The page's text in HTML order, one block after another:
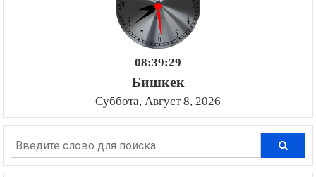
08:39:32
Бишкек
Суббота, Август 8, 2026